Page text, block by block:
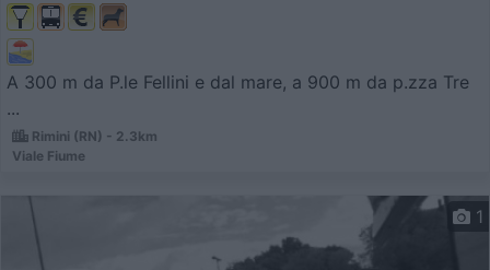
A 300 m da P.le Fellini e dal mare, a 900 m da p.zza Tre
...
Rimini (RN) - 2.3km
Viale Fiume
1